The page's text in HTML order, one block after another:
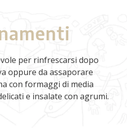
per rinfrescarsi dopo
oppure da assaporare
con formaggi di media
e insalate con agrumi.